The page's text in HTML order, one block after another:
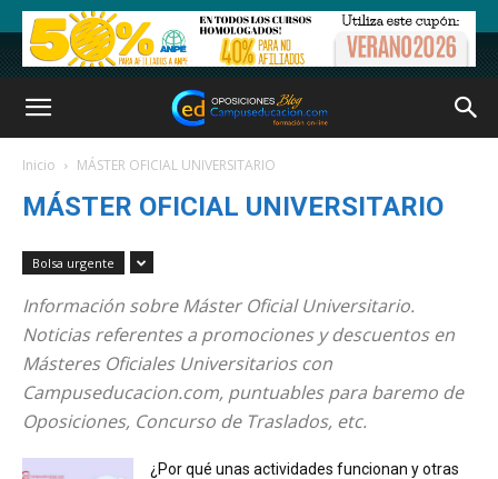
Inicio MÁSTER OFICIAL UNIVERSITARIO
MÁSTER OFICIAL UNIVERSITARIO
Bolsa urgente
Información sobre Máster Oficial Universitario.
Noticias referentes a promociones y descuentos en
Másteres Oficiales Universitarios con
Campuseducacion.com, puntuables para baremo de
Oposiciones, Concurso de Traslados, etc.
¿Por qué unas actividades funcionan y otras